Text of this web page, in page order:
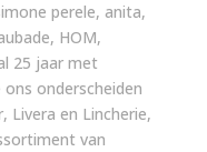
perele, anita,
HOM,
25 jaar met
onderscheiden
Livera en Lincherie,
van